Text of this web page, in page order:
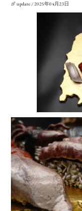
update / 2025年04月23日